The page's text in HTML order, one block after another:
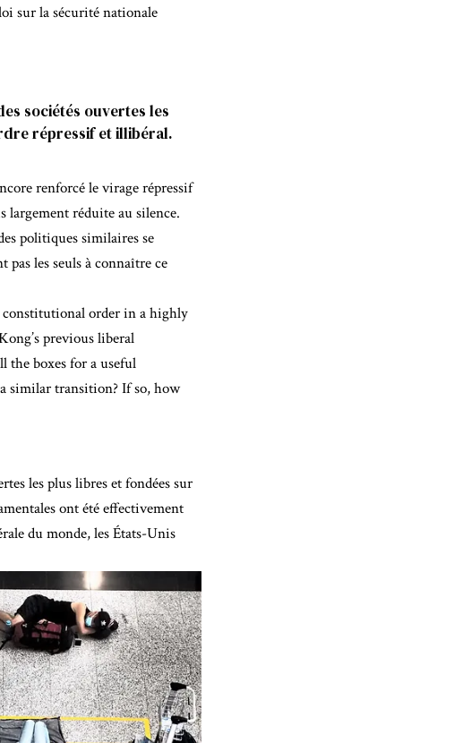
sur la sécurité nationale
sociétés ouvertes les
répressif et illibéral.
renforcé le virage répressif
largement réduite au silence.
politiques similaires se
les seuls à connaître ce
constitutional order in a highly
previous liberal
the boxes for a useful
similar transition? If so, how
les plus libres et fondées sur
ont été effectivement
du monde, les États-Unis